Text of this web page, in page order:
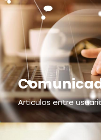
Articulos entre